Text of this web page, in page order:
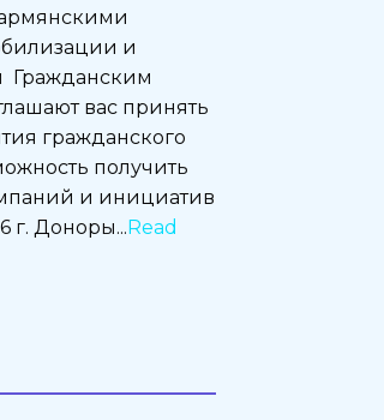
и
Гражданским
вас принять
гражданского
получить
и инициатив
г. Доноры...Read